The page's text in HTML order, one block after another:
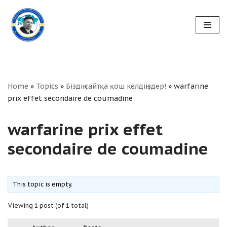
Skip
to
Home » Topics » Біздің сайтқа қош келдіңіздер! » warfarine
prix effet secondaire de coumadine
warfarine prix effet
secondaire de coumadine
This topic is empty.
Viewing 1 post (of 1 total)